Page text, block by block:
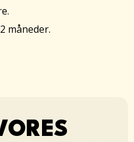
måneder.